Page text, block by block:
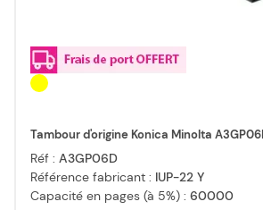
Tambour d'origine Konica Minolta
Réf : A3GP06D
Référence fabricant : IUP-22 Y
Capacité en pages (à 5%) : 60000